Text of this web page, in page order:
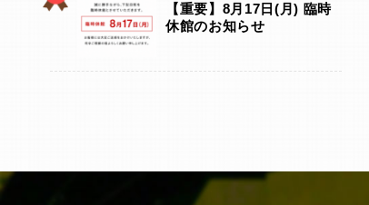
【重要】8月17日(月) 臨時
休館のお知らせ